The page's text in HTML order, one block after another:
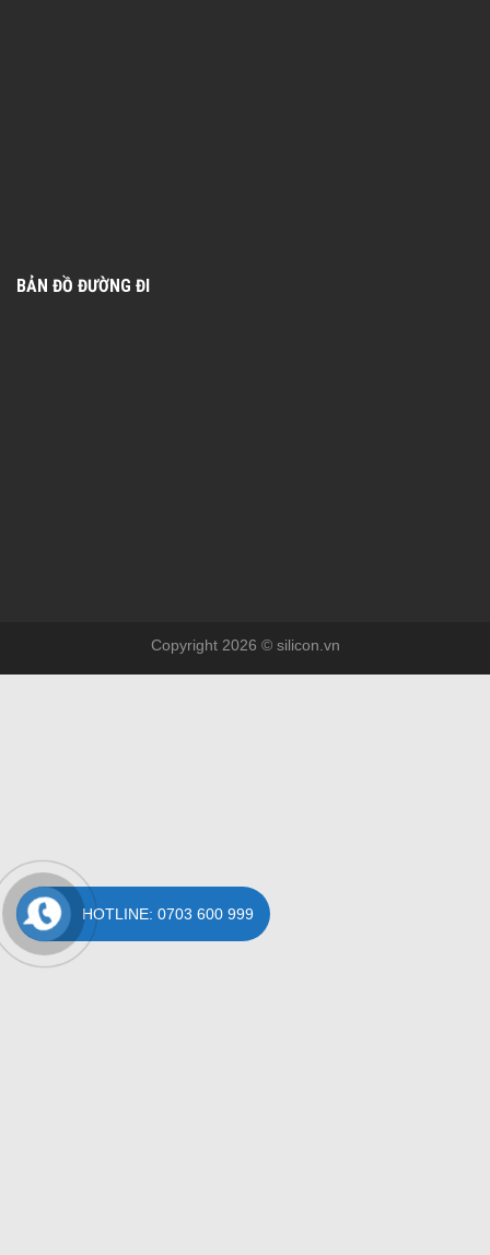
BẢN ĐỒ ĐƯỜNG ĐI
Copyright 2026 © silicon.vn
HOTLINE: 0703 600 999